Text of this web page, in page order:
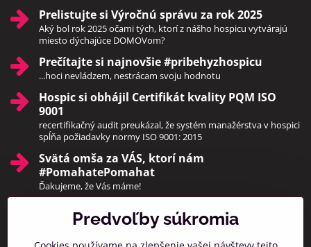
Prelistujte si Výročnú správu za rok 2025
Aký bol rok 2025 očami tých, ktorí z nášho hospicu vytvárajú
miesto dýchajúce DOMOVom?
Prečítajte si najnovšie #pribehyzhospicu
...hoci nevládzem, nestrácam svoju hodnotu
Hospic si obhájil Certifikát kvality PQM ISO
9001
recertifikačný audit preukázal, že systém manažérstva v hospici
spĺňa požiadavky normy ISO 9001: 2015
Svätá omša za VÁS, ktorí nám
#PomahatePomahat
Ďakujeme, že Vás máme!
Pridajte sa k námPredvoľby súkromia